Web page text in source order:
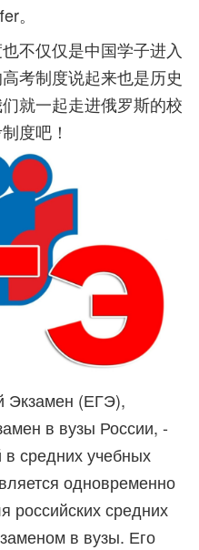
。
不仅仅是中国学子进入
考制度说起来也是历史
就一起走进俄罗斯的校
度吧！
Экзамен (ЕГЭ),
в вузы России, -
средних учебных
одновременно
российских средних
в вузы. Его